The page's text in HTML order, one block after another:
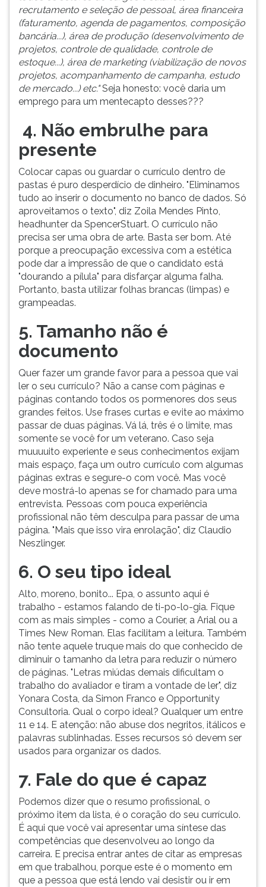
recrutamento e seleção de pessoal, área financeira
(faturamento, agenda de pagamentos, composição
bancária...), área de produção (desenvolvimento de
projetos, controle de qualidade, controle de
estoque...), área de marketing (viabilização de novos
projetos, acompanhamento de campanha, estudo
de mercado...) etc."Seja honesto: você daria um
emprego para um mentecapto desses???
4. Não embrulhe para
presente
Colocar capas ou guardar o currículo dentro de
pastas é puro desperdício de dinheiro. "Eliminamos
tudo ao inserir o documento no banco de dados. Só
aproveitamos o texto", diz Zoila Mendes Pinto,
headhunter da SpencerStuart. O currículo não
precisa ser uma obra de arte. Basta ser bom. Até
porque a preocupação excessiva com a estética
pode dar a impressão de que o candidato está
"dourando a pílula" para disfarçar alguma falha.
Portanto, basta utilizar folhas brancas (limpas) e
grampeadas.
5. Tamanho não é
documento
Quer fazer um grande favor para a pessoa que vai
ler o seu currículo? Não a canse com páginas e
páginas contando todos os pormenores dos seus
grandes feitos. Use frases curtas e evite ao máximo
passar de duas páginas. Vá lá, três é o limite, mas
somente se você for um veterano. Caso seja
muuuuito experiente e seus conhecimentos exijam
mais espaço, faça um outro currículo com algumas
páginas extras e segure-o com você. Mas você
deve mostrá-lo apenas se for chamado para uma
entrevista. Pessoas com pouca experiência
profissional não têm desculpa para passar de uma
página. "Mais que isso vira enrolação", diz Claudio
Neszlinger.
6. O seu tipo ideal
Alto, moreno, bonito... Epa, o assunto aqui é
trabalho - estamos falando de ti-po-lo-gia. Fique
com as mais simples - como a Courier, a Arial ou a
Times New Roman. Elas facilitam a leitura. Também
não tente aquele truque mais do que conhecido de
diminuir o tamanho da letra para reduzir o número
de páginas. "Letras miúdas demais dificultam o
trabalho do avaliador e tiram a vontade de ler", diz
Yonara Costa, da Simon Franco e Opportunity
Consultoria. Qual o corpo ideal? Qualquer um entre
11 e 14. E atenção: não abuse dos negritos, itálicos e
palavras sublinhadas. Esses recursos só devem ser
usados para organizar os dados.
7. Fale do que é capaz
Podemos dizer que o resumo profissional, o
próximo item da lista, é o coração do seu currículo.
É aqui que você vai apresentar uma síntese das
competências que desenvolveu ao longo da
carreira. E precisa entrar antes de citar as empresas
em que trabalhou, porque este é o momento em
que a pessoa que está lendo vai desistir ou ir em